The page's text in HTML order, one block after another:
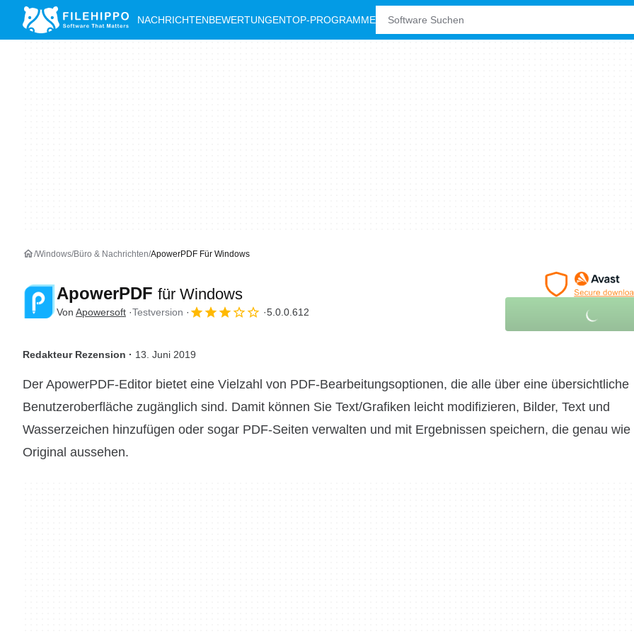
NACHRICHTENBEWERTUNGENTOP-PROGRAMME
Windows Büro & Nachrichten ApowerPDF Für Windows
ApowerPDF für Windows
Von Apowersoft Testversion 5.0.0.612
Redakteur Rezension · 13. Juni 2019
Der ApowerPDF-Editor bietet eine Vielzahl von PDF-Bearbeitungsoptionen, die alle über eine übersichtliche
Benutzeroberfläche zugänglich sind. Damit können Sie Text/Grafiken leicht modifizieren, Bilder, Text und
Wasserzeichen hinzufügen oder sogar PDF-Seiten verwalten und mit Ergebnissen speichern, die genau wie
Original aussehen.